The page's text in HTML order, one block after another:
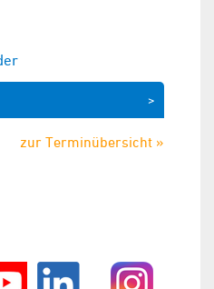
>
zur Terminübersicht »